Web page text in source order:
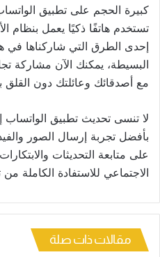
كبيرة الحجم على تطبيق
تستخدم هاتفًا ذكيًا يعمل بنظام
إحدى الطرق التي شاركناها في
البسيطة، يمكنك الآن مشاركة
مع أصدقائك وعائلتك دون القلق
لا تنسى تحديث تطبيق الواتساب
بأفضل تجربة إرسال الصور
على متابعة التحديثات
الاجتماعي للاستفادة الكاملة
مقالات ذات صلة